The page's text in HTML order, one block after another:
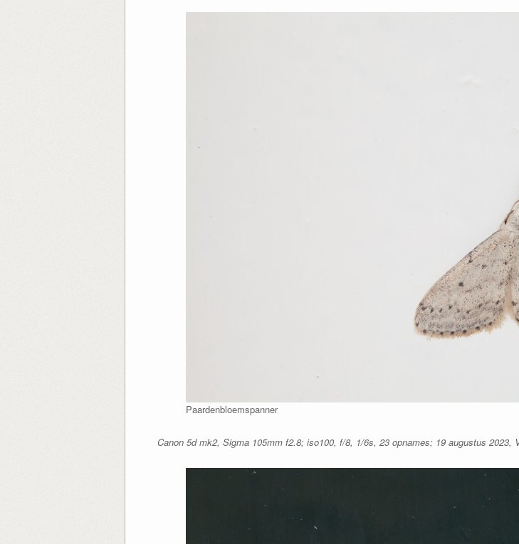
Paardenbloemspanner
Canon 5d mk2, Sigma 105mm f2.8; iso100, f/8, 1/6s, 23 opnames; 19 augustus 2023,